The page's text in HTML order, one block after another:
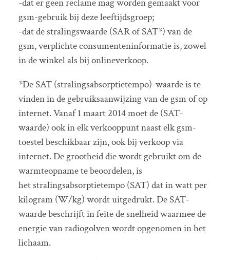
-dat er geen reclame mag worden gemaakt voor
gsm-gebruik bij deze leeftijdsgroep;
-dat de stralingswaarde (SAR of SAT*) van de
gsm, verplichte consumenteninformatie is, zowel
in de winkel als bij onlineverkoop.
*De SAT (stralingsabsorptietempo)-waarde is te
vinden in de gebruiksaanwijzing van de gsm of op
internet. Vanaf 1 maart 2014 moet de (SAT-
waarde) ook in elk verkooppunt naast elk gsm-
toestel beschikbaar zijn, ook bij verkoop via
internet. De grootheid die wordt gebruikt om de
warmteopname te beoordelen, is
het stralingsabsorptietempo (SAT) dat in watt per
kilogram (W/kg) wordt uitgedrukt. De SAT-
waarde beschrijft in feite de snelheid waarmee de
energie van radiogolven wordt opgenomen in het
lichaam.